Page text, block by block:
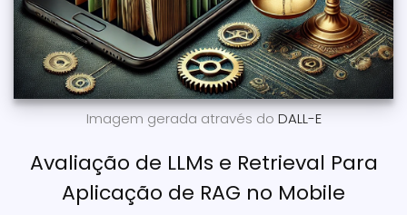
Imagem gerada através do DALL-E
Avaliação de LLMs e Retrieval Para
Aplicação de RAG no Mobile